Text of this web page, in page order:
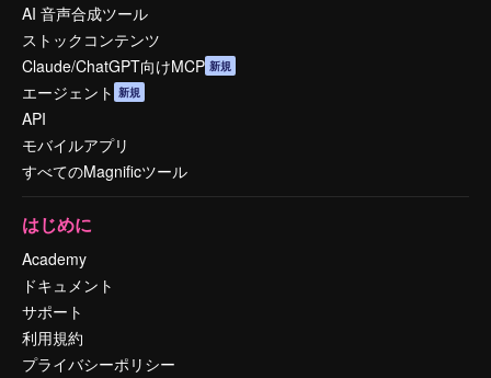
AI 音声合成ツール
ストックコンテンツ
Claude/ChatGPT向けMCP 新規
エージェント 新規
API
モバイルアプリ
すべてのMagnificツール
はじめに
Academy
ドキュメント
サポート
利用規約
プライバシーポリシー